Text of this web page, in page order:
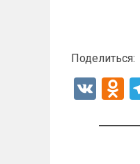
Поделиться:
V
O
n